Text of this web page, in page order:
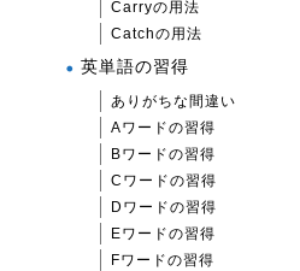
Carryの用法
Catchの用法
英単語の習得
ありがちな間違い
Aワードの習得
Bワードの習得
Cワードの習得
Dワードの習得
Eワードの習得
Fワードの習得